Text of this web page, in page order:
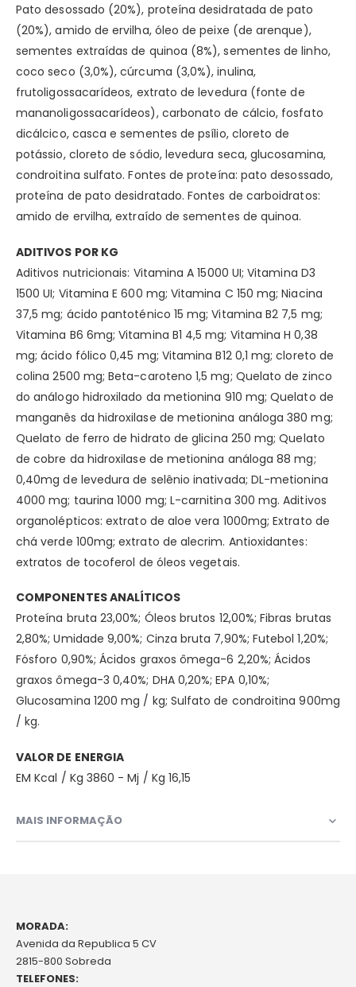
Pato desossado (20%), proteína desidratada de pato
(20%), amido de ervilha, óleo de peixe (de arenque),
sementes extraídas de quinoa (8%), sementes de linho,
coco seco (3,0%), cúrcuma (3,0%), inulina,
frutoligossacarídeos, extrato de levedura (fonte de
mananoligossacarídeos), carbonato de cálcio, fosfato
dicálcico, casca e sementes de psílio, cloreto de
potássio, cloreto de sódio, levedura seca, glucosamina,
condroitina sulfato. Fontes de proteína: pato desossado,
proteína de pato desidratado. Fontes de carboidratos:
amido de ervilha, extraído de sementes de quinoa.
ADITIVOS POR KG
Aditivos nutricionais: Vitamina A 15000 UI; Vitamina D3
1500 UI; Vitamina E 600 mg; Vitamina C 150 mg; Niacina
37,5 mg; ácido pantoténico 15 mg; Vitamina B2 7,5 mg;
Vitamina B6 6mg; Vitamina B1 4,5 mg; Vitamina H 0,38
mg; ácido fólico 0,45 mg; Vitamina B12 0,1 mg; cloreto de
colina 2500 mg; Beta-caroteno 1,5 mg; Quelato de zinco
do análogo hidroxilado da metionina 910 mg; Quelato de
manganês da hidroxilase de metionina análoga 380 mg;
Quelato de ferro de hidrato de glicina 250 mg; Quelato
de cobre da hidroxilase de metionina análoga 88 mg;
0,40mg de levedura de selênio inativada; DL-metionina
4000 mg; taurina 1000 mg; L-carnitina 300 mg. Aditivos
organolépticos: extrato de aloe vera 1000mg; Extrato de
chá verde 100mg; extrato de alecrim. Antioxidantes:
extratos de tocoferol de óleos vegetais.
COMPONENTES ANALÍTICOS
Proteína bruta 23,00%; Óleos brutos 12,00%; Fibras brutas
2,80%; Umidade 9,00%; Cinza bruta 7,90%; Futebol 1,20%;
Fósforo 0,90%; Ácidos graxos ômega-6 2,20%; Ácidos
graxos ômega-3 0,40%; DHA 0,20%; EPA 0,10%;
Glucosamina 1200 mg / kg; Sulfato de condroitina 900mg
/ kg.
VALOR DE ENERGIA
EM Kcal / Kg 3860 - Mj / Kg 16,15
MAIS INFORMAÇÃO
MORADA:
Avenida da Republica 5 CV
2815-800 Sobreda
TELEFONES: